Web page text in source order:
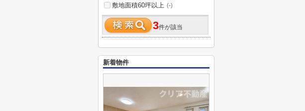
敷地面積60坪以上 (-)
3件が該当
新着物件